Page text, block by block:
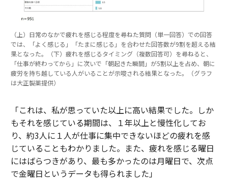
（上）日常のなかで疲れを感じる程度を尋ねた質問（単一回答）での回答
では、「よく感じる」「たまに感じる」を合わせた回答数が9割を超える結
果となった。（下）疲れを感じるタイミング（複数回答可）を尋ねると、
「仕事が終わってから」に次いで「朝起きた瞬間」が5割以上を占め、朝に
疲労を持ち越している人がいることが示唆される結果となった。（グラフ
は大正製薬提供）
「これは、私が思っていた以上に高い結果でした。しか
もそれを感じている期間は、１年以上と慢性化してお
り、約3人に１人が仕事に集中できないほどの疲れを感
じていることもわかりました。また、疲れを感じる曜日
にはばらつきがあり、最も多かったのは月曜日で、次点
で金曜日というデータも得られました」